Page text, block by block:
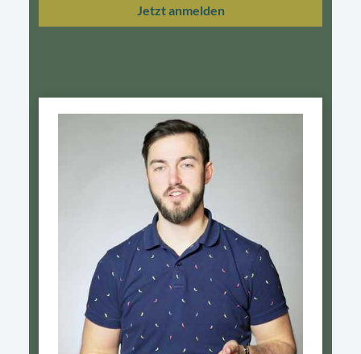
Jetzt anmelden